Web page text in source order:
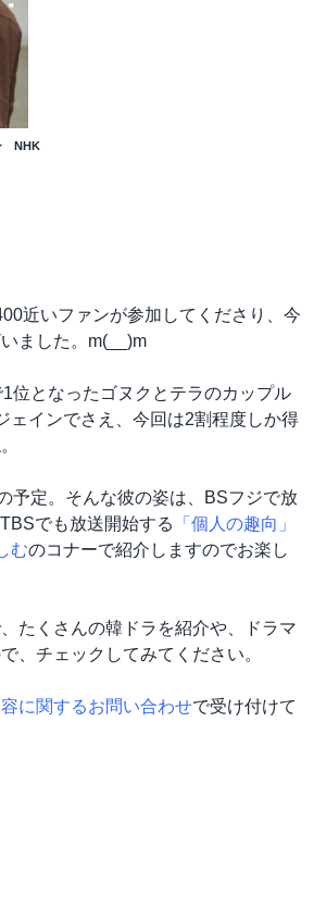
NHK
近いファンが参加してくださり、今
ました。m(__)m
位となったゴヌクとテラのカップル
ェインでさえ、今回は2割程度しか得
予定。そんな彼の姿は、BSフジで放
でも放送開始する
「個人の趣向」
むのコナーで紹介しますのでお楽し
たくさんの韓ドラを紹介や、ドラマ
、チェックしてみてください。
に関するお問い合わせで受け付けて